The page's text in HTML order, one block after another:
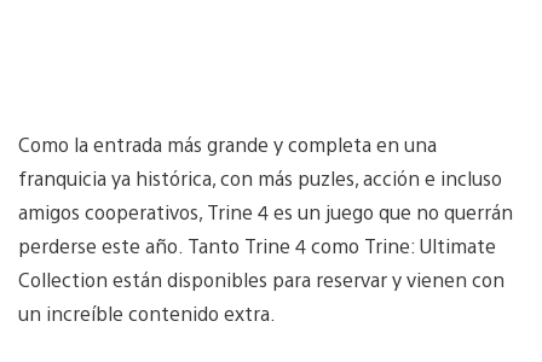
Como la entrada más grande y completa en una
franquicia ya histórica, con más puzles, acción e incluso
amigos cooperativos, Trine 4 es un juego que no querrán
perderse este año. Tanto Trine 4 como Trine: Ultimate
Collection están disponibles para reservar y vienen con
un increíble contenido extra.